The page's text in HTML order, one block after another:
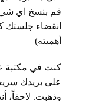
قم بنسخ اي
انقضاء جلستك
أهميته)
كنت في مكتبة
على بريدك
وذهبت.